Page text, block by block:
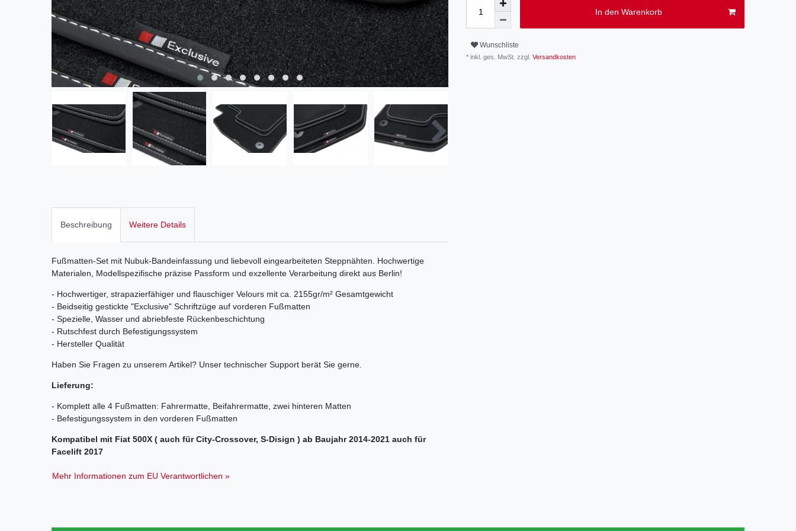
In den Warenkorb
Wunschliste
* inkl. ges. MwSt. zzgl. Versandkosten
Beschreibung Weitere Details
Fußmatten-Set mit Nubuk-Bandeinfassung und liebevoll eingearbeiteten Steppnähten. Hochwertige
Materialen, Modellspezifische präzise Passform und exzellente Verarbeitung direkt aus Berlin!
- Hochwertiger, strapazierfähiger und flauschiger Velours mit ca. 2155gr/m² Gesamtgewicht
- Beidseitig gestickte "Exclusive" Schriftzüge auf vorderen Fußmatten
- Spezielle, Wasser und abriebfeste Rückenbeschichtung
- Rutschfest durch Befestigungssystem
- Hersteller Qualität
Haben Sie Fragen zu unserem Artikel? Unser technischer Support berät Sie gerne.
Lieferung:
- Komplett alle 4 Fußmatten: Fahrermatte, Beifahrermatte, zwei hinteren Matten
- Befestigungssystem in den vorderen Fußmatten
Kompatibel mit Fiat 500X ( auch für City-Crossover, S-Disign ) ab Baujahr 2014-2021 auch für
Facelift 2017
Mehr Informationen zum EU Verantwortlichen »